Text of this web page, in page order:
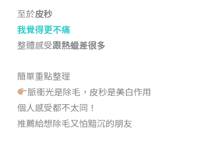
至於皮秒
我覺得更不痛
整體感受跟熱蠟差很多
簡單重點整理
脈衝光是除毛，皮秒是美白作用
個人感受都不太同！
推薦給想除毛又怕黯沉的朋友